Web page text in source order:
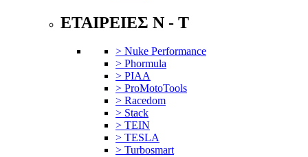
ΕΤΑΙΡΕΙΕΣ N - T
> Nuke Performance
> Phormula
> PIAA
> ProMotoTools
> Racedom
> Stack
> TEIN
> TESLA
> Turbosmart